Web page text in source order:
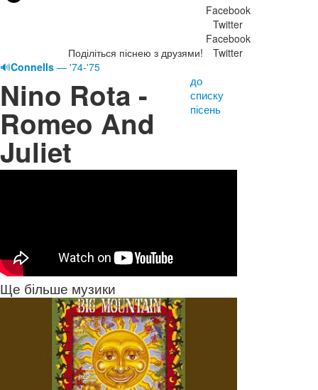
Поділіться піснею з друзями!
Facebook
Twitter
Facebook
Twitter
🔊Connells — '74-'75
Nino Rota -
Romeo And
Juliet
до
списку
пісень
Ще більше музики